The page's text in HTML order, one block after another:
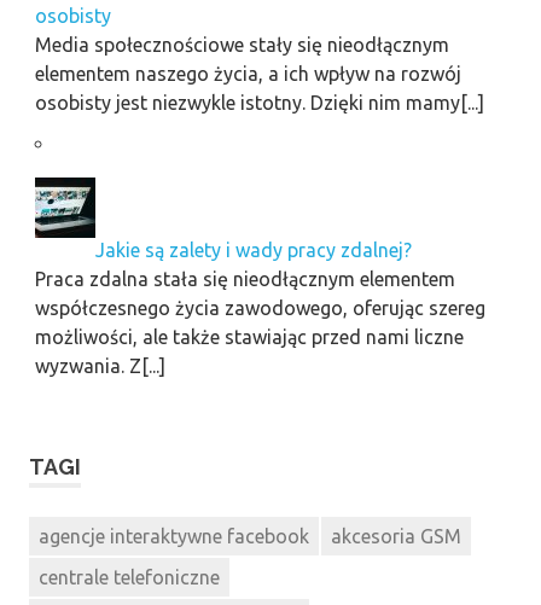
osobisty
Media społecznościowe stały się nieodłącznym
elementem naszego życia, a ich wpływ na rozwój
osobisty jest niezwykle istotny. Dzięki nim mamy[...]
Jakie są zalety i wady pracy zdalnej?
Praca zdalna stała się nieodłącznym elementem
współczesnego życia zawodowego, oferując szereg
możliwości, ale także stawiając przed nami liczne
wyzwania. Z[...]
TAGI
agencje interaktywne facebook
akcesoria GSM
centrale telefoniczne